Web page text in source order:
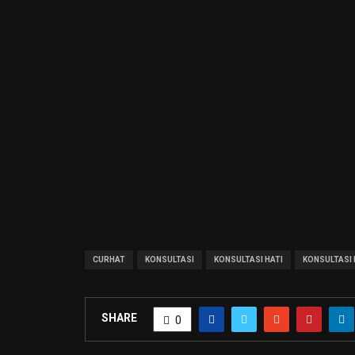
CURHAT KONSULTASI KONSULTASI HATI KONSULTASI
SHARE 0